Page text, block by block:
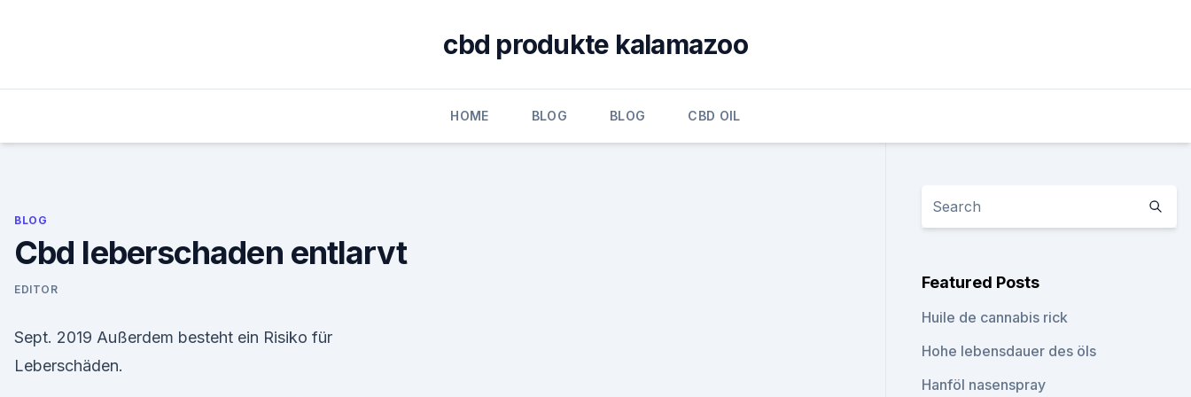
cbd produkte kalamazoo
HOME BLOG BLOG CBD OIL
BLOG
Cbd leberschaden entlarvt
EDITOR
Sept. 2019 Außerdem besteht ein Risiko für
Leberschäden.
Featured Posts
Huile de cannabis rick
Hohe lebensdauer des öls
Hanföl nasenspray